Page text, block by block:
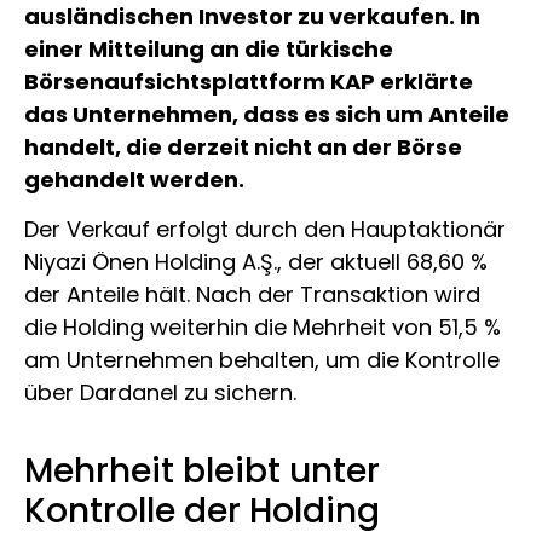
ausländischen Investor zu verkaufen. In
einer Mitteilung an die türkische
Börsenaufsichtsplattform KAP erklärte
das Unternehmen, dass es sich um Anteile
handelt, die derzeit nicht an der Börse
gehandelt werden.
Der Verkauf erfolgt durch den Hauptaktionär
Niyazi Önen Holding A.Ş., der aktuell 68,60 %
der Anteile hält. Nach der Transaktion wird
die Holding weiterhin die Mehrheit von 51,5 %
am Unternehmen behalten, um die Kontrolle
über Dardanel zu sichern.
Mehrheit bleibt unter
Kontrolle der Holding